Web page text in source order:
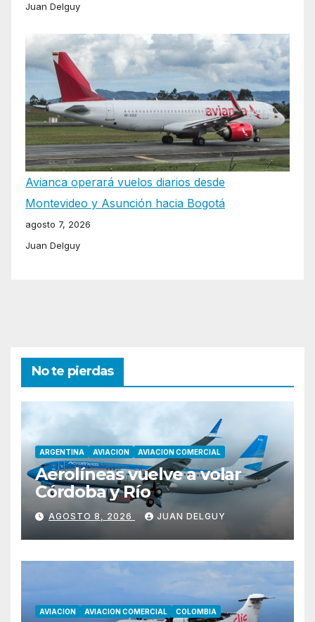
Juan Delguy
Avianca operará vuelos diarios desde
Montevideo y Asunción hacia Bogotá
agosto 7, 2026
Juan Delguy
No te pierdas
ARGENTINA AVIACION AVIACION COMERCIAL
Aerolíneas vuelve a volar
Córdoba y Río
AGOSTO 8, 2026 JUAN DELGUY
AVIACION AVIACION COMERCIAL COLOMBIA